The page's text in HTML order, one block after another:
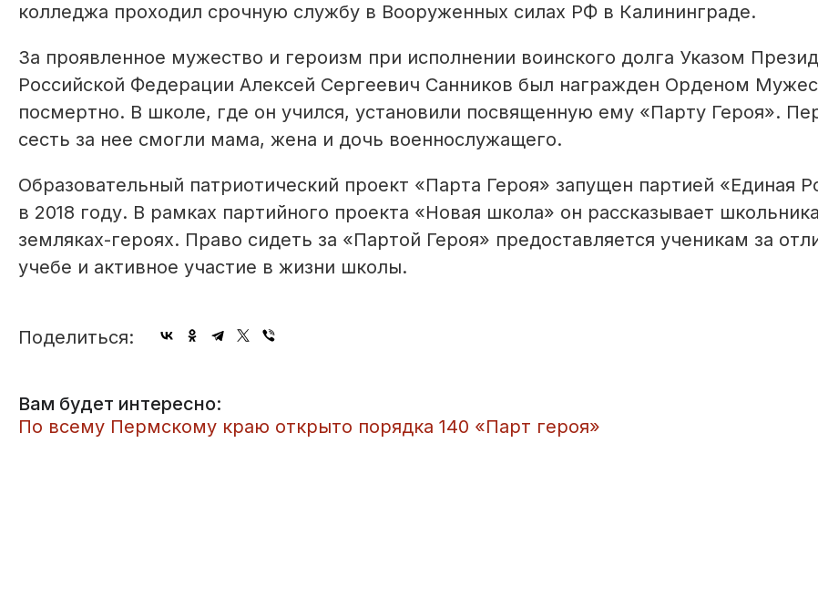
колледжа проходил срочную службу в Вооруженных силах РФ в Калининграде.
За проявленное мужество и героизм при исполнении воинского долга Указом
Российской Федерации Алексей Сергеевич Санников был награжден Орденом
посмертно. В школе, где он учился, установили посвященную ему «Парту Героя».
сесть за нее смогли мама, жена и дочь военнослужащего.
Образовательный патриотический проект «Парта Героя» запущен партией «Единая
в 2018 году. В рамках партийного проекта «Новая школа» он рассказывает
земляках-героях. Право сидеть за «Партой Героя» предоставляется ученикам за
учебе и активное участие в жизни школы.
Поделиться:
Вам будет интересно:
По всему Пермскому краю открыто порядка 140 «Парт героя»